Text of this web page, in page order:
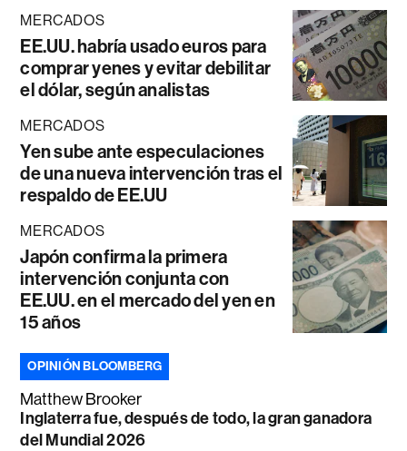
MERCADOS
EE.UU. habría usado euros para
comprar yenes y evitar debilitar
el dólar, según analistas
MERCADOS
Yen sube ante especulaciones
de una nueva intervención tras el
respaldo de EE.UU
MERCADOS
Japón confirma la primera
intervención conjunta con
EE.UU. en el mercado del yen en
15 años
OPINIÓN BLOOMBERG
Matthew Brooker
Inglaterra fue, después de todo, la gran ganadora
del Mundial 2026